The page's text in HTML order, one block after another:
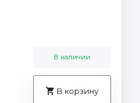
В наличии
В корзину